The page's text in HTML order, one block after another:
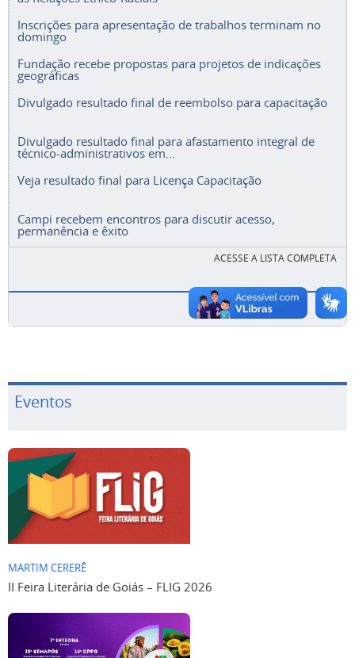
Inscrições para apresentação de trabalhos terminam no
domingo
Fundação recebe propostas para projetos de indicações
geográficas
Divulgado resultado final de reembolso para capacitação
Divulgado resultado final para afastamento integral de
técnico-administrativos em...
Veja resultado final para Licença Capacitação
Campi recebem encontros para discutir acesso,
permanência e êxito
ACESSE A LISTA COMPLETA
Eventos
MARTIM CERERÊ
II Feira Literária de Goiás – FLIG 2026